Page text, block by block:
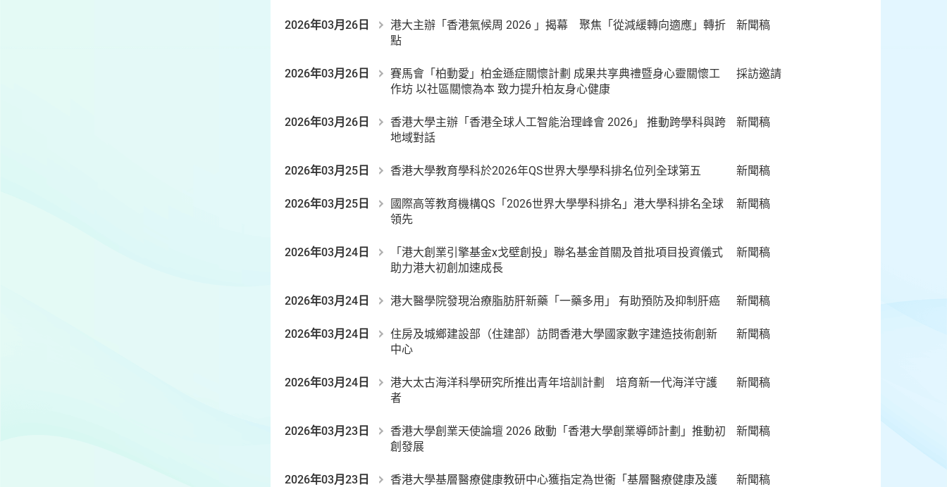
2026年03月26日
港大主辦「香港氣候周 2026 」揭幕 聚焦「從減緩轉向適應」轉折
點
新聞稿
2026年03月26日
賽馬會「柏動愛」柏金遜症關懷計劃 成果共享典禮暨身心靈關懷工
作坊 以社區關懷為本 致力提升柏友身心健康
採訪邀請
2026年03月26日
香港大學主辦「香港全球人工智能治理峰會 2026」 推動跨學科與跨
地域對話
新聞稿
2026年03月25日 香港大學教育學科於2026年QS世界大學學科排名位列全球第五 新聞稿
2026年03月25日
國際高等教育機構QS「2026世界大學學科排名」港大學科排名全球
領先
新聞稿
2026年03月24日
「港大創業引擎基金x戈壁創投」聯名基金首關及首批項目投資儀式
助力港大初創加速成長
新聞稿
2026年03月24日 港大醫學院發現治療脂肪肝新藥「一藥多用」 有助預防及抑制肝癌 新聞稿
2026年03月24日
住房及城鄉建設部（住建部）訪問香港大學國家數字建造技術創新
中心
新聞稿
2026年03月24日
港大太古海洋科學研究所推出青年培訓計劃 培育新一代海洋守護
者
新聞稿
2026年03月23日
香港大學創業天使論壇 2026 啟動「香港大學創業導師計劃」推動初
創發展
新聞稿
2026年03月23日
香港大學基層醫療健康教研中心獲指定為世衞「基層醫療健康及護
新聞稿